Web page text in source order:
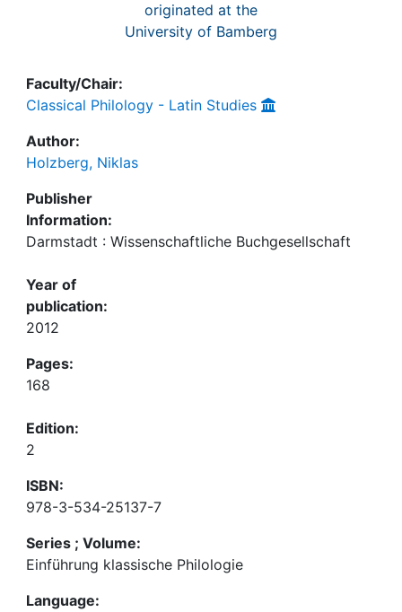
originated at the
University of Bamberg
Faculty/Chair:
Classical Philology - Latin Studies
Author:
Holzberg, Niklas
Publisher
Information:
Darmstadt : Wissenschaftliche Buchgesellschaft
Year of
publication:
2012
Pages:
168
Edition:
2
ISBN:
978-3-534-25137-7
Series ; Volume:
Einführung klassische Philologie
Language: